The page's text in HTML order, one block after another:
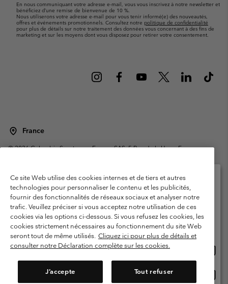
En nous communiquant votre adresse e-mail, vous vous inscrivez à notre newsletter et
bénéficiez d’une remise de bienvenue de 10 %.
Nous utiliserons votre adresse e-mail pour vous tenir informé(e) des nouveautés,
offres et événements promotionnels. Consultez notre politique de confidentialité
pour plus de détails sur notre traitement des données vous concernant à des fins de
marketing et sur les moyens dont vous disposez pour retirer votre consentement.
France
©2026Columbia Sportswear Europe SAS. 5 Rue de la Haye, Espace
Garanties Légales
Politique de confidentialité
Conditions d'utilisation - Membres
Conditions D'utilisation - Contenu généré par l'utilisateur
Impressum
Cookies
Public CBCR
Ce site Web utilise des cookies internes et de tiers et autres
technologies pour personnaliser le contenu et les publicités,
fournir des fonctionnalités de réseaux sociaux et analyser notre
trafic. Veuillez préciser si vous acceptez notre utilisation de ces
cookies via les options ci-dessous. Si vous refusez les cookies, les
cookies strictement nécessaires au fonctionnement du site Web
seront tout de même utilisés. Cliquez ici pour plus de détails et
consulter notre Déclaration complète sur les cookies.
J’accepte Tout refuser
Veuillez sélectionner votre pays d’expédition et
votre langue
Achats en ligne disponibles
United States
ligne
France